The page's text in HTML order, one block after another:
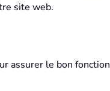
site web.
assurer le bon